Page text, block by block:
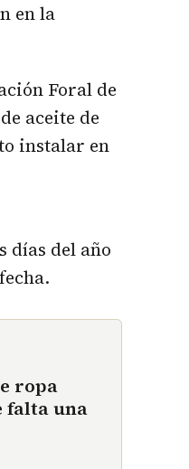
en la
Foral de
aceite de
instalar en
días del año
ropa
falta una